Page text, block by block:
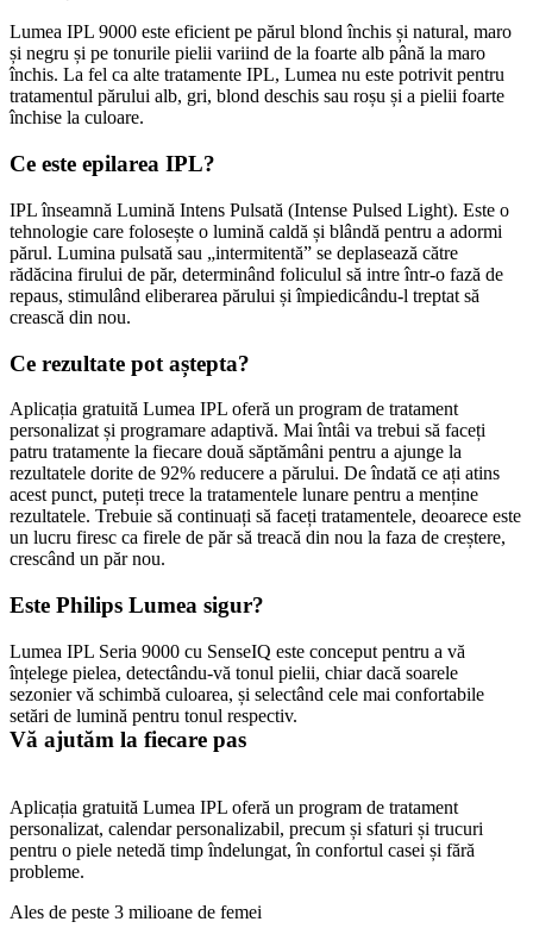
Lumea IPL 9000 este eficient pe părul blond închis și natural, maro
și negru și pe tonurile pielii variind de la foarte alb până la maro
închis. La fel ca alte tratamente IPL, Lumea nu este potrivit pentru
tratamentul părului alb, gri, blond deschis sau roșu și a pielii foarte
închise la culoare.
Ce este epilarea IPL?
IPL înseamnă Lumină Intens Pulsată (Intense Pulsed Light). Este o
tehnologie care folosește o lumină caldă și blândă pentru a adormi
părul. Lumina pulsată sau „intermitentă” se deplasează către
rădăcina firului de păr, determinând foliculul să intre într-o fază de
repaus, stimulând eliberarea părului și împiedicându-l treptat să
crească din nou.
Ce rezultate pot aștepta?
Aplicația gratuită Lumea IPL oferă un program de tratament
personalizat și programare adaptivă. Mai întâi va trebui să faceți
patru tratamente la fiecare două săptămâni pentru a ajunge la
rezultatele dorite de 92% reducere a părului. De îndată ce ați atins
acest punct, puteți trece la tratamentele lunare pentru a menține
rezultatele. Trebuie să continuați să faceți tratamentele, deoarece este
un lucru firesc ca firele de păr să treacă din nou la faza de creștere,
crescând un păr nou.
Este Philips Lumea sigur?
Lumea IPL Seria 9000 cu SenseIQ este conceput pentru a vă
înțelege pielea, detectându-vă tonul pielii, chiar dacă soarele
sezonier vă schimbă culoarea, și selectând cele mai confortabile
setări de lumină pentru tonul respectiv.
Vă ajutăm la fiecare pas
Aplicația gratuită Lumea IPL oferă un program de tratament
personalizat, calendar personalizabil, precum și sfaturi și trucuri
pentru o piele netedă timp îndelungat, în confortul casei și fără
probleme.
Ales de peste 3 milioane de femei